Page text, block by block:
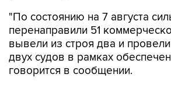
"По состоянию на 7 августа
перенаправили 51
вывели из строя два и
двух судов в рамках
говорится в сообщении.